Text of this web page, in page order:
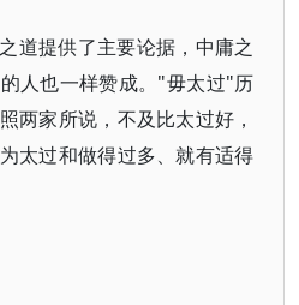
道提供了主要论据，中庸之
人也一样赞成。"毋太过"历
两家所说，不及比太过好，
太过和做得过多、就有适得